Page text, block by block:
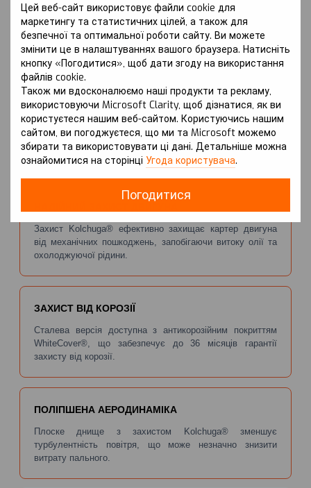
Цей веб-сайт використовує файли cookie для
маркетингу та статистичних цілей, а також для
безпечної та оптимальної роботи сайту. Ви можете
змінити це в налаштуваннях вашого браузера. Натисніть
кнопку «Погодитися», щоб дати згоду на використання
файлів cookie.
Також ми вдосконалюємо наші продукти та рекламу,
використовуючи Microsoft Clarity, щоб дізнатися, як ви
користуєтеся нашим веб-сайтом. Користуючись нашим
сайтом, ви погоджуєтеся, що ми та Microsoft можемо
збирати та використовувати ці дані. Детальніше можна
ознайомитися на сторінці Угода користувача.
Погодитися
(сталь+цинк) або ZiPoFlex®
(сталь+цинк+фарба+лак)
Зона покриття:
Двигун, КПП
ПЕРЕВАГИ
Захист Kolchuga® ефективно захищає картер двигуна
від механічних пошкоджень, запобігаючи витоку олії та
охолоджуючої рідини.
ЗАХИСТ ВІД КОРОЗІЇ
Сталева версія доступна з антикорозійним покриттям
WhiteCover®, що забезпечує до 36 місяців гарантії
захисту від корозії.
ПОЛІПШЕНА АЕРОДИНАМІКА
Плоске днище з захистом Kolchuga® зменшує
турбулентність повітря, що може незначно знизити
витрату пального.